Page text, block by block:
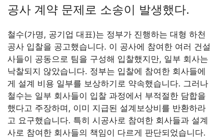
공사 계약 문제로 소송이 발생했다.
철수(가명, 공기업 대표)는 정부가 진행하는 대형 하천
공사 입찰을 공고했습니다. 이 공사에 참여한 여러 건설
사들이 공동으로 팀을 구성해 입찰했지만, 일부 회사는
낙찰되지 않았습니다. 정부는 입찰에 참여한 회사들에
게 설계 비용 일부를 보상하기로 약속했습니다. 그러나
철수는 일부 회사들이 입찰 과정에서 부적절한 담합을
했다고 주장하며, 이미 지급된 설계보상비를 반환하라
고 요구했습니다. 특히 시공사로 참여한 회사들과 설계
사로 참여한 회사들의 책임이 다르게 판단되었습니다.